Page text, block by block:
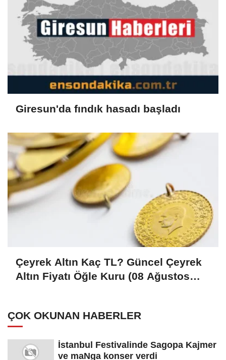
Giresun'da fındık hasadı başladı
Çeyrek Altın Kaç TL? Güncel Çeyrek
Altın Fiyatı Öğle Kuru (08 Ağustos
ÇOK OKUNAN HABERLER
İstanbul Festivalinde Sagopa Kajmer
ve maNga konser verdi